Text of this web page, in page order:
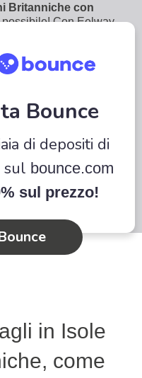
Britanniche con
Con Eelway
vi
Bounce
di depositi di
sul bounce.com
sul prezzo!
in Isole
come